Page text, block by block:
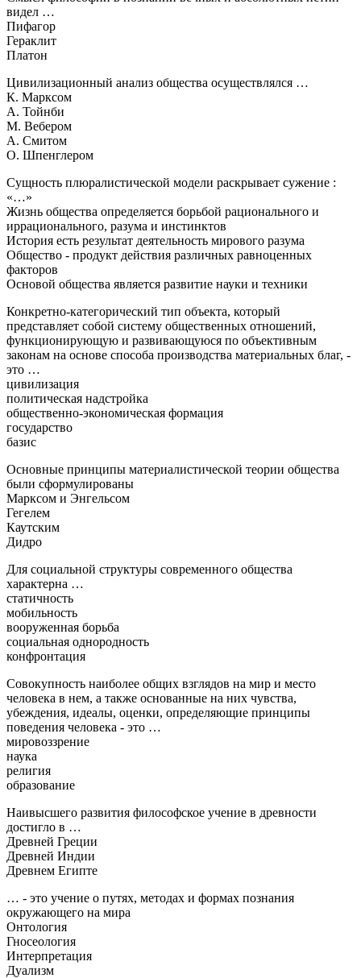
видел …
Пифагор
Гераклит
Платон
Цивилизационный анализ общества осуществлялся …
К. Марксом
А. Тойнби
М. Вебером
А. Смитом
О. Шпенглером
Сущность плюралистической модели раскрывает сужение :
«…»
Жизнь общества определяется борьбой рационального и
иррационального, разума и инстинктов
История есть результат деятельность мирового разума
Общество - продукт действия различных равноценных
факторов
Основой общества является развитие науки и техники
Конкретно-категорический тип объекта, который
представляет собой систему общественных отношений,
функционирующую и развивающуюся по объективным
законам на основе способа производства материальных благ, -
это …
цивилизация
политическая надстройка
общественно-экономическая формация
государство
базис
Основные принципы материалистической теории общества
были сформулированы
Марксом и Энгельсом
Гегелем
Каутским
Дидро
Для социальной структуры современного общества
характерна …
статичность
мобильность
вооруженная борьба
социальная однородность
конфронтация
Совокупность наиболее общих взглядов на мир и место
человека в нем, а также основанные на них чувства,
убеждения, идеалы, оценки, определяющие принципы
поведения человека - это …
мировоззрение
наука
религия
образование
Наивысшего развития философское учение в древности
достигло в …
Древней Греции
Древней Индии
Древнем Египте
… - это учение о путях, методах и формах познания
окружающего на мира
Онтология
Гносеология
Интерпретация
Дуализм